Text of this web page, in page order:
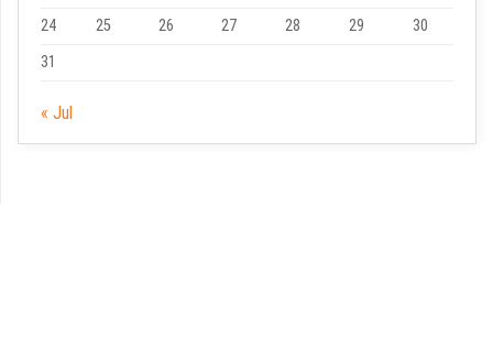
24
25 26 27 28 29
30
31
« Jul